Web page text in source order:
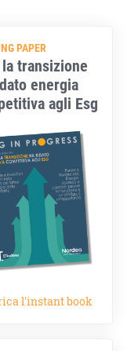
PAPER
transizione
energia
agli Esg
l'instant book